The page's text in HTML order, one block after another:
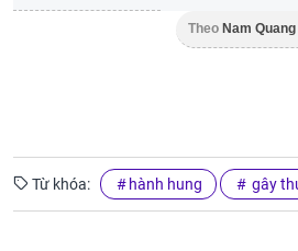
Theo Nam
Từ khóa: hành hung gây